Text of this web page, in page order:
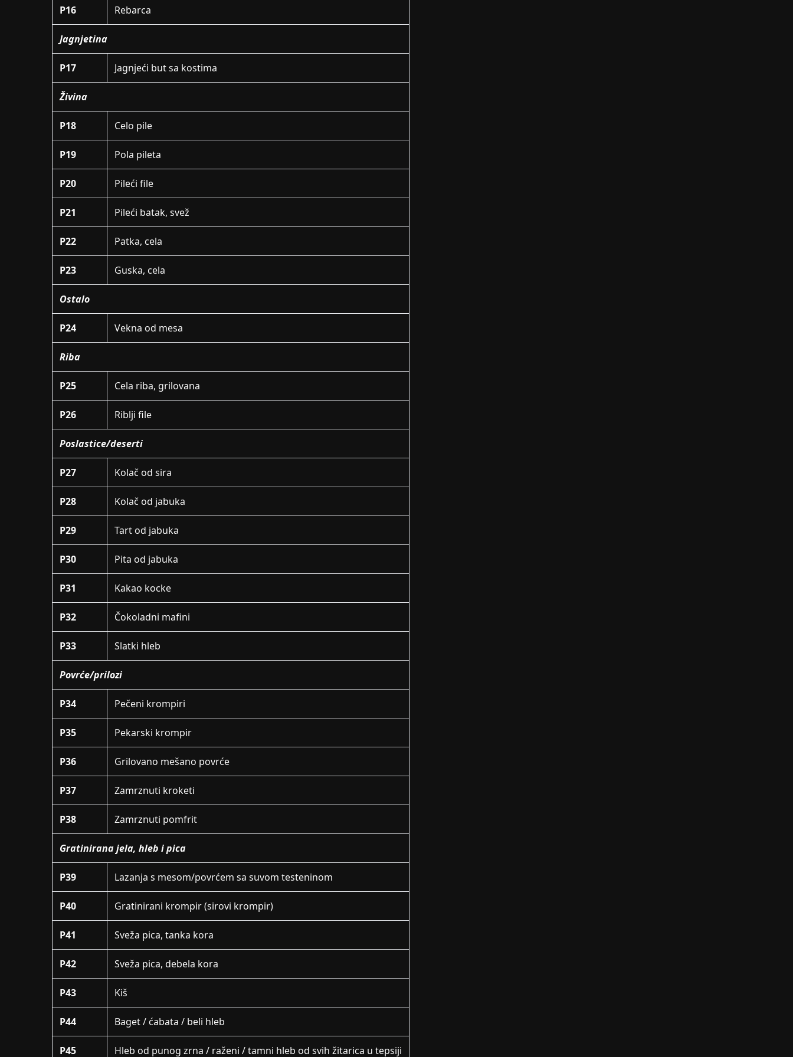
P16 Rebarca
Jagnjetina
P17 Jagnjeći but sa kostima
Živina
P18 Celo pile
P19 Pola pileta
P20 Pileći file
P21 Pileći batak, svež
P22 Patka, cela
P23 Guska, cela
Ostalo
P24 Vekna od mesa
Riba
P25 Cela riba, grilovana
P26 Riblji file
Poslastice/deserti
P27 Kolač od sira
P28 Kolač od jabuka
P29 Tart od jabuka
P30 Pita od jabuka
P31 Kakao kocke
P32 Čokoladni mafini
P33 Slatki hleb
Povrće/prilozi
P34 Pečeni krompiri
P35 Pekarski krompir
P36 Grilovano mešano povrće
P37 Zamrznuti kroketi
P38 Zamrznuti pomfrit
Gratinirana jela, hleb i pica
P39 Lazanja s mesom/povrćem sa suvom testeninom
P40 Gratinirani krompir (sirovi krompir)
P41 Sveža pica, tanka kora
P42 Sveža pica, debela kora
P43 Kiš
P44 Baget / ćabata / beli hleb
P45 Hleb od punog zrna / raženi / tamni hleb od svih žitarica u tepsiji